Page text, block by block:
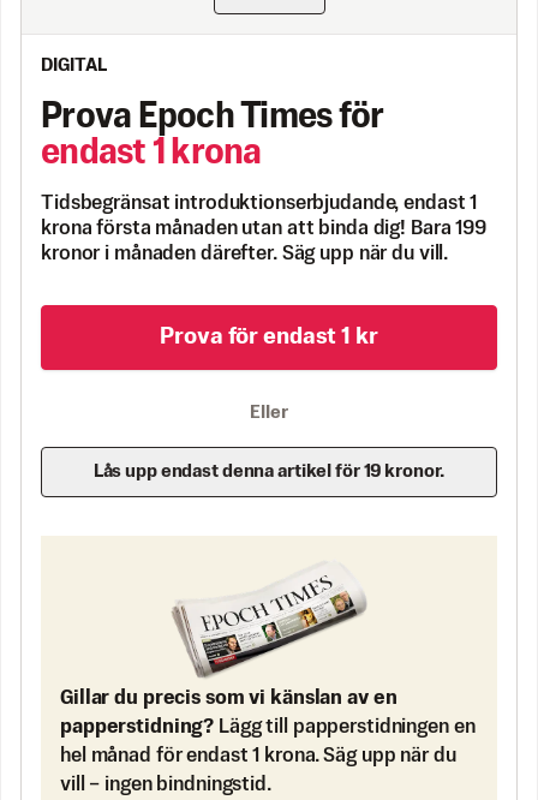
DIGITAL
Prova Epoch Times för
endast 1 krona
Tidsbegränsat introduktionserbjudande, endast 1
krona första månaden utan att binda dig! Bara 199
kronor i månaden därefter. Säg upp när du vill.
Prova för endast 1 kr
Eller
Lås upp endast denna artikel för 19 kronor.
Gillar du precis som vi känslan av en
papperstidning? Lägg till papperstidningen en
hel månad för endast 1 krona. Säg upp när du
vill – ingen bindningstid.